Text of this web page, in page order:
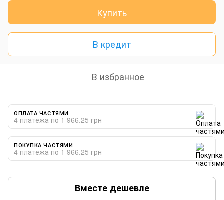
Купить
В кредит
В избранное
ОПЛАТА ЧАСТЯМИ
4 платежа по 1 966.25 грн
ПОКУПКА ЧАСТЯМИ
4 платежа по 1 966.25 грн
Вместе дешевле